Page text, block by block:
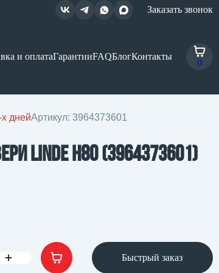
Заказать звонок
и оплатаГарантииFAQБлогКонтакты
0
х днейАртикул: 3964373601
Linde H80 (3964373601)
Быстрый заказ